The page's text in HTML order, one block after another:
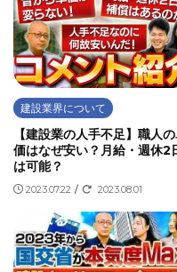
建設業界について
【建設業の人手不足】職人
価はなぜ安い？月給・週休2
は可能？
2023.07.22 / 2023.08.01